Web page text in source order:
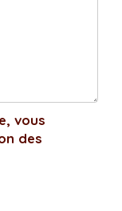
vous
des